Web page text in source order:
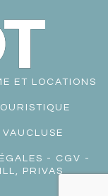
ET LOCATIONS
VAUCLUSE
- CGV -
PRIVAS